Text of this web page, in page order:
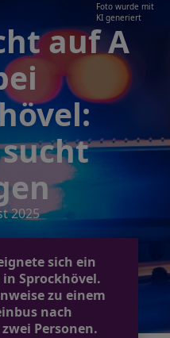
Foto wurde mit
KI generiert
auf A
2025
sich ein
Sprockhövel.
zu einem
nach
Personen.